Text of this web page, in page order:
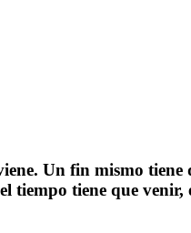
Un fin mismo
tiene que venir,